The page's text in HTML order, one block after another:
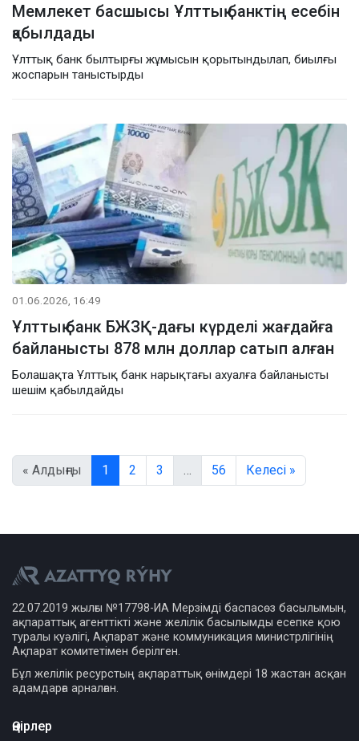
Мемлекет басшысы Ұлттық банктің есебін
қабылдады
Ұлттық банк былтырғы жұмысын қорытындылап, биылғы
жоспарын таныстырды
01.06.2026, 16:49
Ұлттық банк БЖЗҚ-дағы күрделі жағдайға
байланысты 878 млн доллар сатып алған
Болашақта Ұлттық банк нарықтағы ахуалға байланысты
шешім қабылдайды
« Алдыңғы 1 2 3 56 Келесі »
22.07.2019 жылғы №17798-ИА Мерзімді баспасөз басылымын,
ақпараттық агенттікті және желілік басылымды есепке қою
туралы куәлігі, Ақпарат және коммуникация министрлігінің
Ақпарат комитетімен берілген.
Бұл желілік ресурстың ақпараттық өнімдері 18 жастан асқан
адамдарға арналған.
Өңірлер